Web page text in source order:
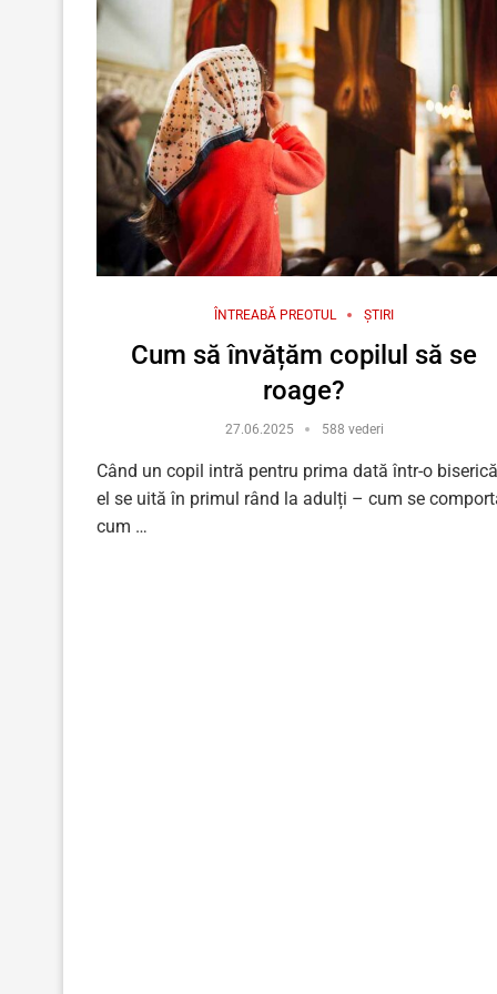
ÎNTREABĂ PREOTUL ȘTIRI
Cum să învățăm copilul să se
roage?
27.06.2025 588 vederi
Când un copil intră pentru prima dată într-o
el se uită în primul rând la adulți – cum se
cum …